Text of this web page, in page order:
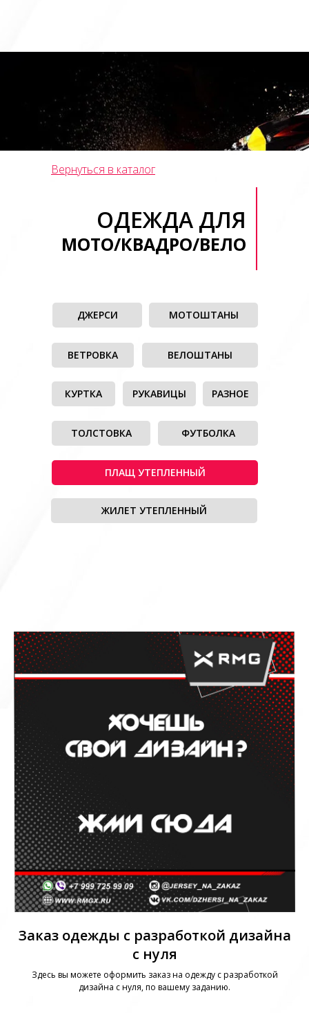
ОДЕЖДА ДЛЯ
МОТО/КВАДРО/ВЕЛО
Вернуться в каталог
ДЖЕРСИ МОТОШТАНЫ
ВЕЛОШТАНЫ
ТОЛСТОВКА
ВЕТРОВКА
КУРТКА РУКАВИЦЫ
ФУТБОЛКА
ПЛАЩ УТЕПЛЕННЫЙ
ЖИЛЕТ УТЕПЛЕННЫЙ
РАЗНОЕ
Заказ одежды с разработкой дизайна
с нуля
Здесь вы можете оформить заказ на одежду с разработкой
дизайна с нуля, по вашему заданию.